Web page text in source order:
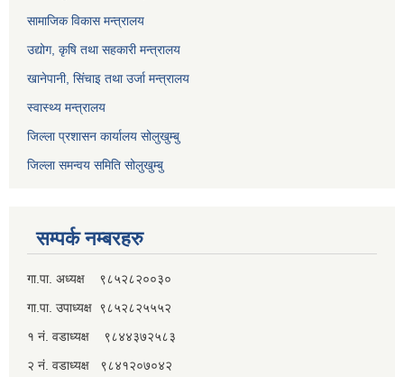
सामाजिक विकास मन्त्रालय
उद्योग, कृषि तथा सहकारी मन्त्रालय
खानेपानी, सिंचाइ तथा उर्जा मन्त्रालय
स्वास्थ्य मन्त्रालय
जिल्ला प्रशासन कार्यालय सोलुखुम्बु
जिल्ला समन्वय समिति सोलुखुम्बु
सम्पर्क नम्बरहरु
गा.पा. अध्यक्ष ९८५२८२००३०
गा.पा. उपाध्यक्ष ९८५२८२५५५२
१ नं. वडाध्यक्ष ९८४४३७२५८३
२ नं. वडाध्यक्ष ९८४१२०७०४२